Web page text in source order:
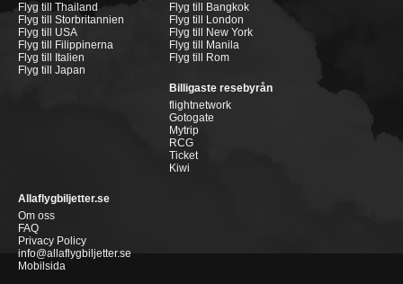
Flyg till Thailand
Flyg till Storbritannien
Flyg till USA
Flyg till Filippinerna
Flyg till Italien
Flyg till Japan
Flyg till Bangkok
Flyg till London
Flyg till New York
Flyg till Manila
Flyg till Rom
Billigaste resebyrån
flightnetwork
Gotogate
Mytrip
RCG
Ticket
Kiwi
Allaflygbiljetter.se
Om oss
FAQ
Privacy Policy
info@allaflygbiljetter.se
Mobilsida